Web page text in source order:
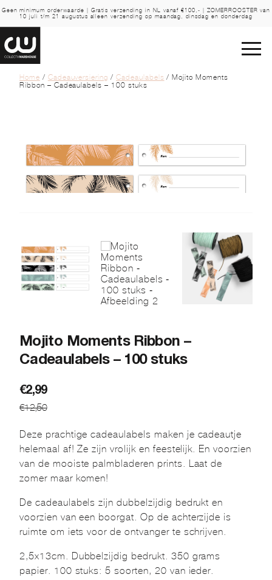
Geen minimum orderwaarde | Gratis verzending in NL vanaf €100,- | ZOMERROOSTER van
10 juli t/m 21 augustus alleen verzending op maandag, dinsdag en donderdag
Home / Cadeauversiering / Cadeaulabels / Mojito Moments
Ribbon – Cadeaulabels – 100 stuks
Mojito Moments Ribbon –
Cadeaulabels – 100 stuks
€12,50
Oorspronkelijke
prijs
€12,50.
€2,99
Huidige
prijs
€2,99.
Deze prachtige cadeaulabels maken je cadeautje
helemaal af! Ze zijn vrolijk en feestelijk. En voorzien
van de mooiste palmbladeren prints. Laat de
zomer maar komen!
De cadeaulabels zijn dubbelzijdig bedrukt en
voorzien van een boorgat. Op de achterzijde is
ruimte om iets voor de ontvanger te schrijven.
2,5x13cm. Dubbelzijdig bedrukt. 350 grams
papier. 100 stuks: 5 soorten, 20 van ieder.